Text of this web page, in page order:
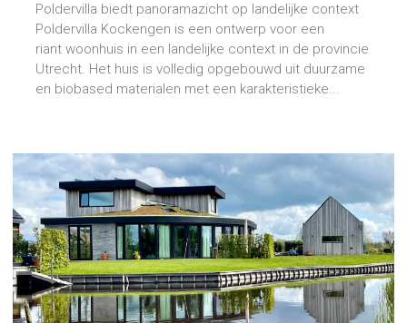
Poldervilla biedt panoramazicht op landelijke context
Poldervilla Kockengen is een ontwerp voor een
riant woonhuis in een landelijke context in de provincie
Utrecht. Het huis is volledig opgebouwd uit duurzame
en biobased materialen met een karakteristieke...